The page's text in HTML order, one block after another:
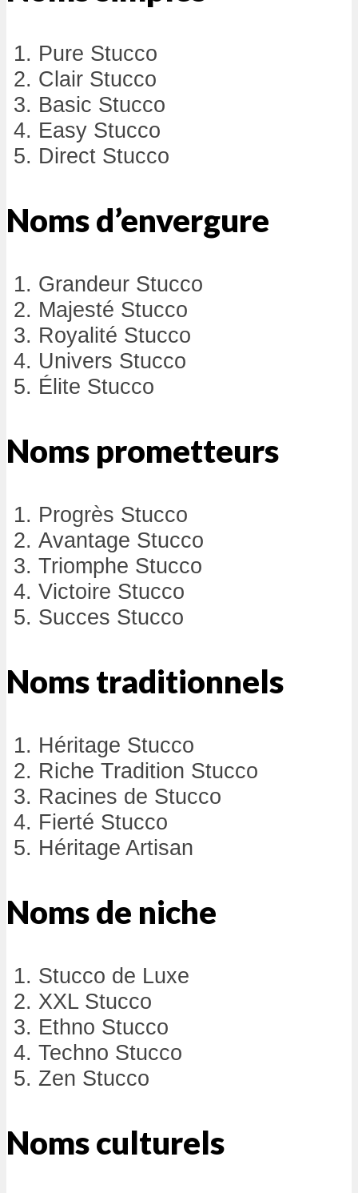
Pure Stucco
Clair Stucco
Basic Stucco
Easy Stucco
Direct Stucco
Noms d’envergure
Grandeur Stucco
Majesté Stucco
Royalité Stucco
Univers Stucco
Élite Stucco
Noms prometteurs
Progrès Stucco
Avantage Stucco
Triomphe Stucco
Victoire Stucco
Succes Stucco
Noms traditionnels
Héritage Stucco
Riche Tradition Stucco
Racines de Stucco
Fierté Stucco
Héritage Artisan
Noms de niche
Stucco de Luxe
XXL Stucco
Ethno Stucco
Techno Stucco
Zen Stucco
Noms culturels